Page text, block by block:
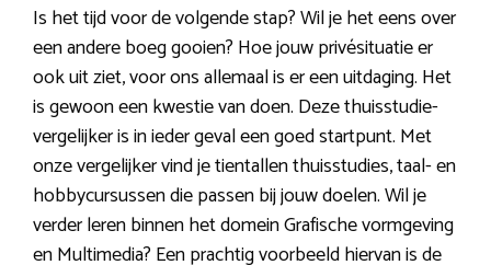
Is het tijd voor de volgende stap? Wil je het eens over
een andere boeg gooien? Hoe jouw privésituatie er
ook uit ziet, voor ons allemaal is er een uitdaging. Het
is gewoon een kwestie van doen. Deze thuisstudie-
vergelijker is in ieder geval een goed startpunt. Met
onze vergelijker vind je tientallen thuisstudies, taal- en
hobbycursussen die passen bij jouw doelen. Wil je
verder leren binnen het domein Grafische vormgeving
en Multimedia? Een prachtig voorbeeld hiervan is de